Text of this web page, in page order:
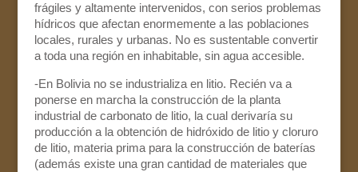
frágiles y altamente intervenidos, con serios problemas
hídricos que afectan enormemente a las poblaciones
locales, rurales y urbanas. No es sustentable convertir
a toda una región en inhabitable, sin agua accesible.
-En Bolivia no se industrializa en litio. Recién va a
ponerse en marcha la construcción de la planta
industrial de carbonato de litio, la cual derivaría su
producción a la obtención de hidróxido de litio y cloruro
de litio, materia prima para la construcción de baterías
(además existe una gran cantidad de materiales que